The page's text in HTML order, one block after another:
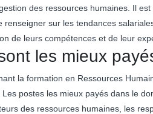
des ressources humaines. Il
sur les tendances
de leurs compétences et de leur
les mieux
la formation en Ressources
postes les mieux payés dans le
des ressources humaines, les